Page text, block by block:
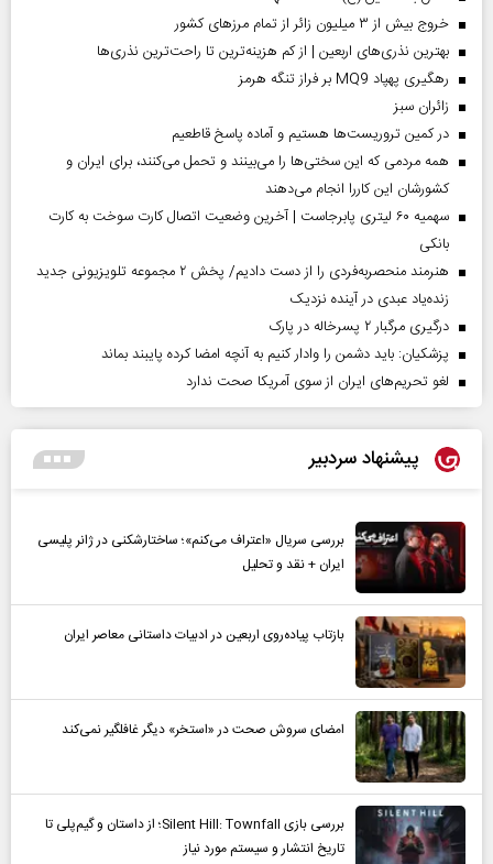
خروج بیش از ۳ میلیون زائر از تمام مرز‌های کشور
بهترین نذری‌های اربعین | از کم هزینه‌ترین تا راحت‌ترین نذری‌ها
رهگیری پهپاد MQ9 بر فراز تنگه هرمز
‌زائران سبز
در کمین تروریست‌ها هستیم و آماده پاسخ قاطعیم
همه مردمی که این سختی‌ها را می‌بینند و تحمل می‌کنند، برای ایران و
کشورشان این کاررا انجام می‌دهند
سهمیه ۶۰ لیتری پابرجاست | آخرین وضعیت اتصال کارت سوخت به کارت
بانکی
هنرمند منحصر‌به‌فردی را از دست دادیم/ پخش ۲ مجموعه تلویزیونی جدید
زنده‌یاد عبدی در آینده نزدیک
درگیری مرگبار ۲ پسرخاله در پارک
پزشکیان: باید دشمن را وادار کنیم به آنچه امضا کرده پایبند بماند
لغو تحریم‌های ایران از سوی آمریکا صحت ندارد
پیشنهاد سردبیر
بررسی سریال «اعتراف می‌کنم»؛ ساختارشکنی در ژانر پلیسی
ایران + نقد و تحلیل
بازتاب پیاده‌روی اربعین در ادبیات داستانی معاصر ایران
امضای سروش صحت در «استخر» دیگر غافلگیر نمی‌کند
بررسی بازی Silent Hill: Townfall؛ از داستان و گیم‌پلی تا
تاریخ انتشار و سیستم مورد نیاز